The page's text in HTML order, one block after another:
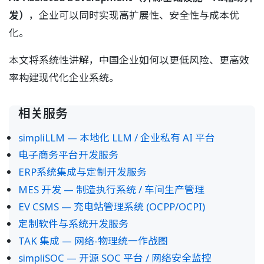
发） ，企业可以同时实现高扩展性、安全性与成本优
化。
本文将系统性讲解，中国企业如何以更低风险、更高效
率构建现代化企业系统。
相关服务
simpliLLM — 本地化 LLM / 企业私有 AI 平台
电子商务平台开发服务
ERP系统集成与定制开发服务
MES 开发 — 制造执行系统 / 车间生产管理
EV CSMS — 充电站管理系统 (OCPP/OCPI)
定制软件与系统开发服务
TAK 集成 — 网络-物理统一作战图
simpliSOC — 开源 SOC 平台 / 网络安全监控